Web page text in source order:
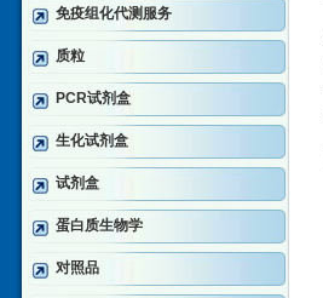
免疫组化代测服务
质粒
PCR试剂盒
生化试剂盒
试剂盒
蛋白质生物学
对照品